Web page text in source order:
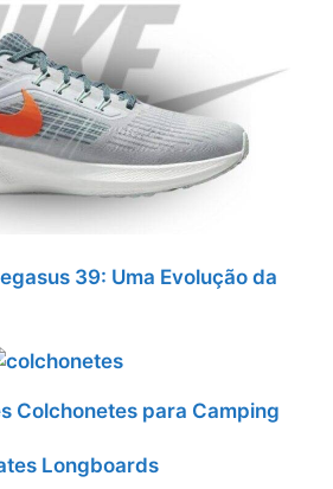
39: Uma Evolução da
Colchonetes para Camping